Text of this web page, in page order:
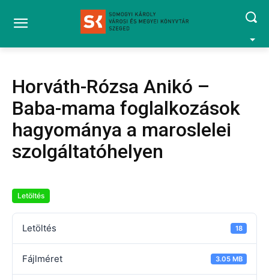
Horváth-Rózsa Anikó –
Baba-mama foglalkozások
hagyománya a maroslelei
szolgáltatóhelyen
Letöltés
Letöltés 18
Fájlméret 3.05 MB